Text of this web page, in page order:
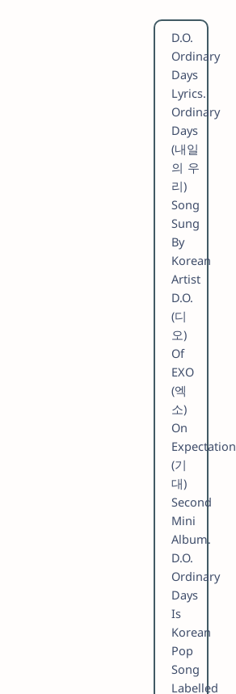
D.O.
Ordinary
Days
Lyrics.
Ordinary
Days
(내일
의 우
리)
Song
Sung
By
Korean
Artist
D.O.
(디
오)
Of
EXO
(엑
소)
On
Expectation
(기
대)
Second
Mini
Album.
D.O.
Ordinary
Days
Is
Korean
Pop
Song
Labelled